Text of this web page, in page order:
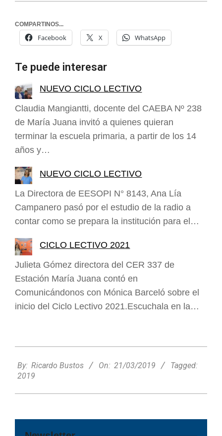
COMPARTINOS...
Facebook X WhatsApp
Te puede interesar
NUEVO CICLO LECTIVO
Claudia Mangiantti, docente del CAEBA Nº 238
de María Juana invitó a quienes quieran
terminar la escuela primaria, a partir de los 14
años y…
NUEVO CICLO LECTIVO
La Directora de EESOPI N° 8143, Ana Lía
Campanero pasó por el estudio de la radio a
contar como se prepara la institución para el…
CICLO LECTIVO 2021
Julieta Gómez directora del CER 337 de
Estación María Juana contó en
Comunicándonos con Mónica Barceló sobre el
inicio del Ciclo Lectivo 2021.Escuchala en la…
03-
21
By: Ricardo Bustos On: 21/03/2019
Tagged:
2019